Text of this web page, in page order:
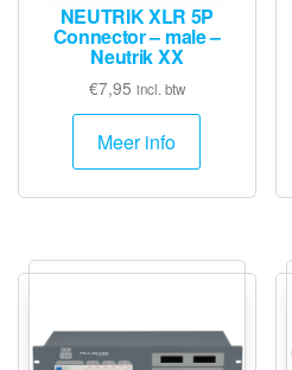
NEUTRIK XLR 5P
Connector – male –
Neutrik XX
€7,95 incl. btw
Meer info